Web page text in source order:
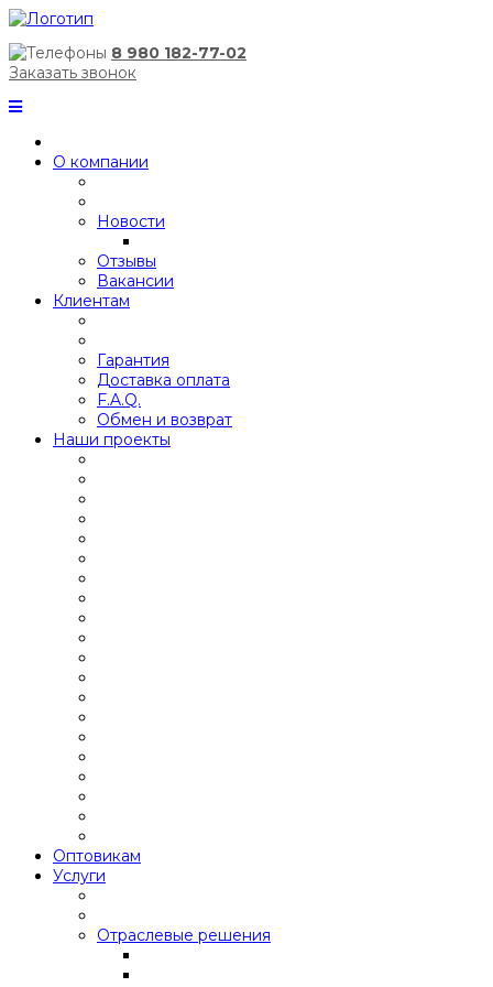
8 980 182-77-02
Заказать звонок
О компании
Новости
Отзывы
Вакансии
Клиентам
Гарантия
Доставка оплата
F.A.Q.
Обмен и возврат
Наши проекты
Оптовикам
Услуги
Отраслевые решения